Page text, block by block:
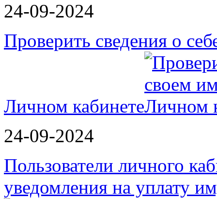
24-09-2024
Проверить сведения о
Личном кабинете
24-09-2024
Пользователи личного
уведомления на уплату